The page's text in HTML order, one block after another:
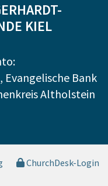
KIEL
Evangelische Bank
Altholstein
ChurchDesk-Login